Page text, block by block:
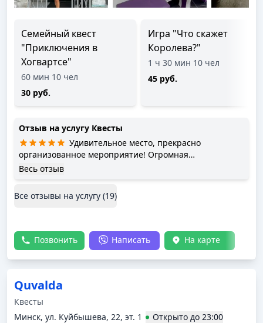
Семейный квест
"Приключения в
Хогвартсе"
60 мин 10 чел
30 руб.
Игра "Что скажет
Королева?"
1 ч 30 мин 10 чел
45 руб.
Отзыв на услугу Квесты
Удивительное место, прекрасно
организованное мероприятие! Огромная
благодарность двум Александрам и Ольге!
Весь отзыв
Все отзывы на услугу (19)
Позвонить Написать На карте
Quvalda
Квесты
Минск, ул. Куйбышева, 22, эт. 1
Открыто до 23:00